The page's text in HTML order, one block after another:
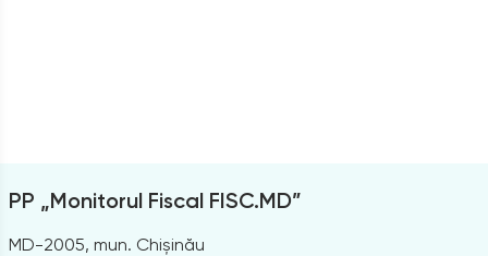
PP „Monitorul Fiscal FISC.MD”
MD-2005, mun. Chișinău